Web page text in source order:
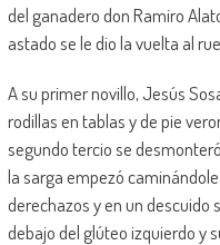
del ganadero don Ramiro
astado se le dio la vuelta al
A su primer novillo, Jesús
rodillas en tablas y de pie
segundo tercio se
la sarga empezó
derechazos y en un descuido
debajo del glúteo izquierdo y